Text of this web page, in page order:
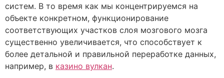
систем. В то время как мы концентрируемся на
объекте конкретном, функционирование
соответствующих участков слоя мозгового мозга
существенно увеличивается, что способствует к
более детальной и правильной переработке данных,
например, в казино вулкан.